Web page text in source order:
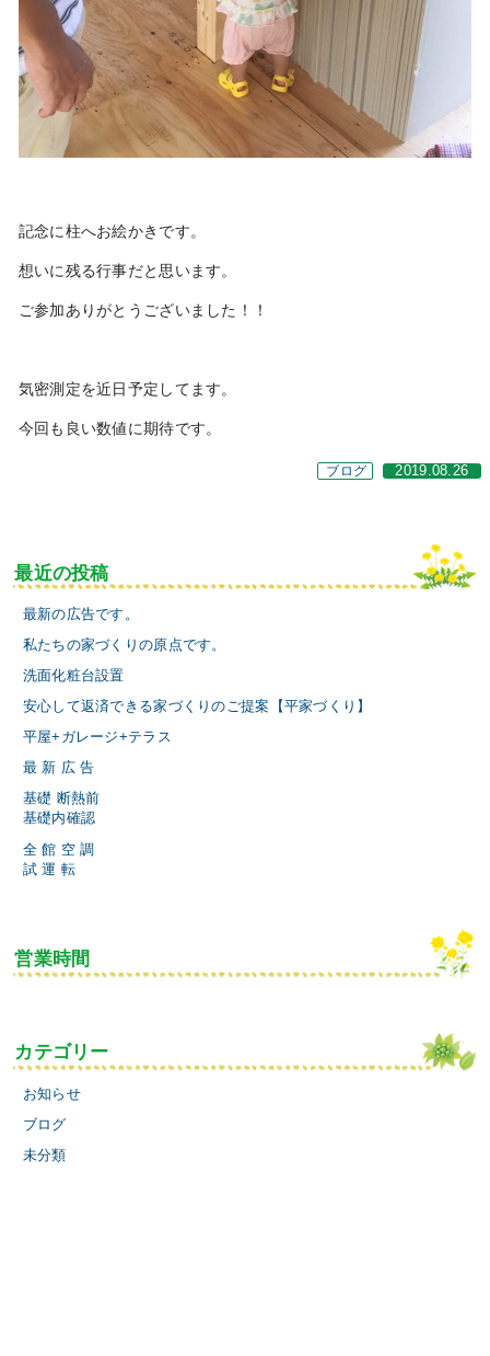
記念に柱へお絵かきです。
想いに残る行事だと思います。
ご参加ありがとうございました！！
気密測定を近日予定してます。
今回も良い数値に期待です。
ブログ 2019.08.26
最近の投稿
最新の広告です。
私たちの家づくりの原点です。
洗面化粧台設置
安心して返済できる家づくりのご提案【平家づくり】
平屋+ガレージ+テラス
最 新 広 告
基礎 断熱前
基礎内確認
全 館 空 調
試 運 転
営業時間
カテゴリー
お知らせ
ブログ
未分類